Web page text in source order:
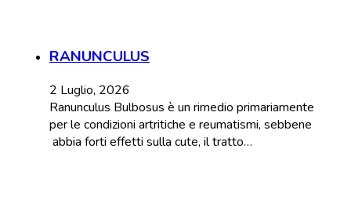
RANUNCULUS
2 Luglio, 2026
Ranunculus Bulbosus è un rimedio primariamente
per le condizioni artritiche e reumatismi, sebbene
abbia forti effetti sulla cute, il tratto…